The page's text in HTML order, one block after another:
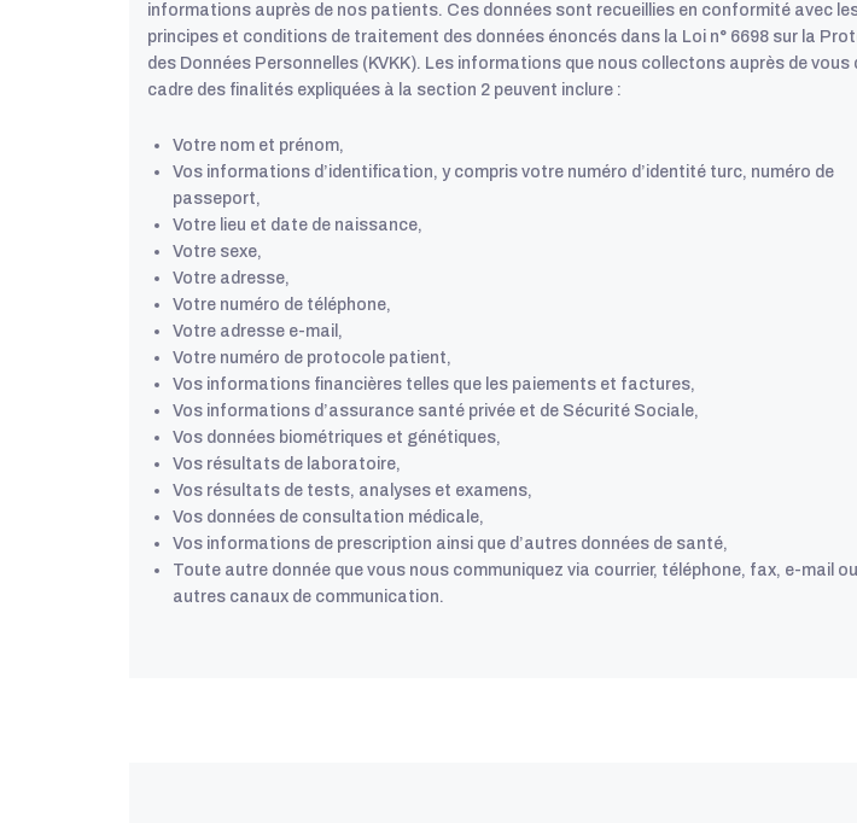
informations auprès de nos patients. Ces données sont recueillies en conformité avec
principes et conditions de traitement des données énoncés dans la Loi n° 6698 sur la
des Données Personnelles (KVKK). Les informations que nous collectons auprès de vous
cadre des finalités expliquées à la section 2 peuvent inclure :
Votre nom et prénom,
Vos informations d’identification, y compris votre numéro d’identité turc, numéro de
passeport,
Votre lieu et date de naissance,
Votre sexe,
Votre adresse,
Votre numéro de téléphone,
Votre adresse e-mail,
Votre numéro de protocole patient,
Vos informations financières telles que les paiements et factures,
Vos informations d’assurance santé privée et de Sécurité Sociale,
Vos données biométriques et génétiques,
Vos résultats de laboratoire,
Vos résultats de tests, analyses et examens,
Vos données de consultation médicale,
Vos informations de prescription ainsi que d’autres données de santé,
Toute autre donnée que vous nous communiquez via courrier, téléphone, fax, e-mail ou
autres canaux de communication.